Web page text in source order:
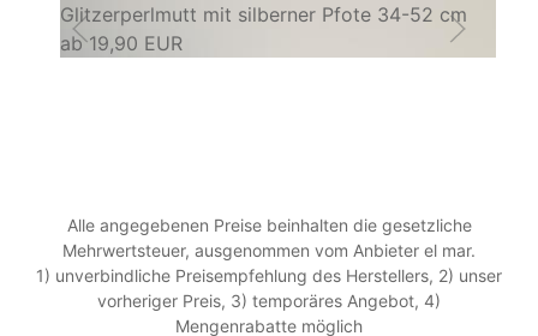
Glitzerperlmutt mit silberner Pfote 34-52 cm
ab19,90 EUR
Alle angegebenen Preise beinhalten die gesetzliche
Mehrwertsteuer, ausgenommen vom Anbieter el mar.
1) unverbindliche Preisempfehlung des Herstellers, 2) unser
vorheriger Preis, 3) temporäres Angebot, 4)
Mengenrabatte möglich